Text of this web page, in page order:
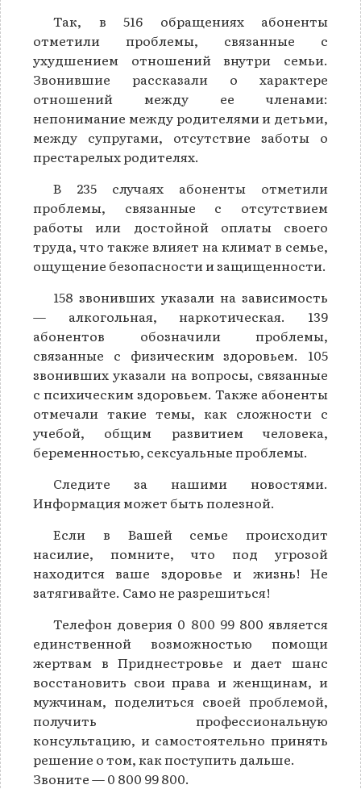
Так, в 516 обращениях абоненты
отметили проблемы, связанные с
ухудшением отношений внутри семьи.
Звонившие рассказали о характере
отношений между ее членами:
непонимание между родителями и детьми,
между супругами, отсутствие заботы о
престарелых родителях.
В 235 случаях абоненты отметили
проблемы, связанные с отсутствием
работы или достойной оплаты своего
труда, что также влияет на климат в семье,
ощущение безопасности и защищенности.
158 звонивших указали на зависимость
— алкогольная, наркотическая. 139
абонентов обозначили проблемы,
связанные с физическим здоровьем. 105
звонивших указали на вопросы, связанные
с психическим здоровьем. Также абоненты
отмечали такие темы, как сложности с
учебой, общим развитием человека,
беременностью, сексуальные проблемы.
Следите за нашими новостями.
Информация может быть полезной.
Если в Вашей семье происходит
насилие, помните, что под угрозой
находится ваше здоровье и жизнь! Не
затягивайте. Само не разрешиться!
Телефон доверия 0 800 99 800 является
единственной возможностью помощи
жертвам в Приднестровье и дает шанс
восстановить свои права и женщинам, и
мужчинам, поделиться своей проблемой,
получить профессиональную
консультацию, и самостоятельно принять
решение о том, как поступить дальше.
Звоните — 0 800 99 800.